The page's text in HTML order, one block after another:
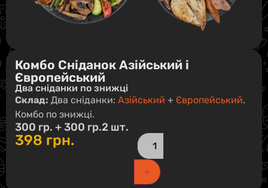
Комбо Сніданок Азійський і
Європейський
Два сніданки по знижці
Склад: Два сніданки: Азійський + Європейський.
Комбо по знижці.
300 гр. + 300 гр.2 шт.
398 грн.
+